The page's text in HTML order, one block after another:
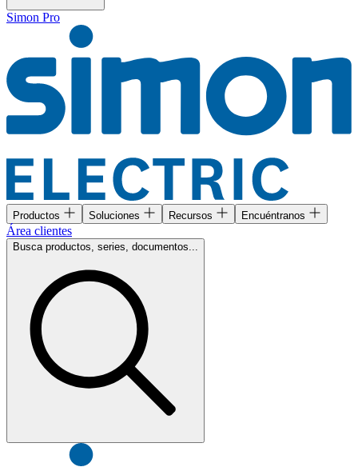
Simon Pro
Productos Soluciones Recursos Encuéntranos
Área clientes
Busca productos, series, documentos...